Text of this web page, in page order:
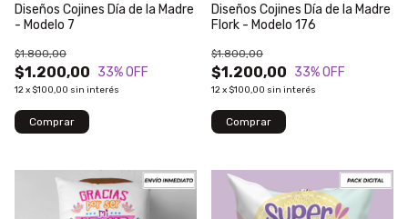
Diseños Cojines Día de la Madre
- Modelo 7
$1.200,00
$1.800,00
33% OFF
12x $100,00 sin interés
Diseños Cojines Día de la Madre
Flork - Modelo 176
$1.200,00
$1.800,00
33% OFF
12x $100,00 sin interés